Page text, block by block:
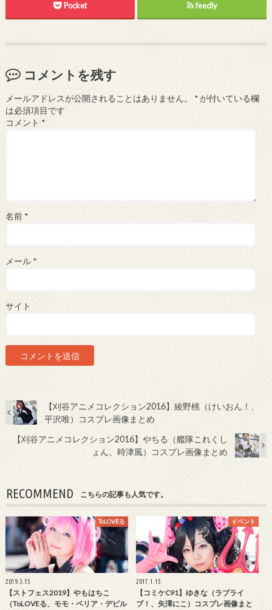
Pocket feedly
コメントを残す
メールアドレスが公開されることはありません。 *が付いている欄
は必須項目です
コメント *
名前 *
メール *
サイト
【刈谷アニメコレクション2016】綾野桃（けいおん！、
平沢唯）コスプレ画像まとめ
【刈谷アニメコレクション2016】やちる（艦隊これくし
ょん、時津風）コスプレ画像まとめ
RECOMMEND こちらの記事も人気です。
ToLOVEる
2019.3.15
【ストフェス2019】やもはちこ
（ToLOVEる、モモ・ベリア・デビル
イベント
2017.1.15
【コミケC91】ゆきな（ラブライ
ブ！、矢澤にこ）コスプレ画像まと